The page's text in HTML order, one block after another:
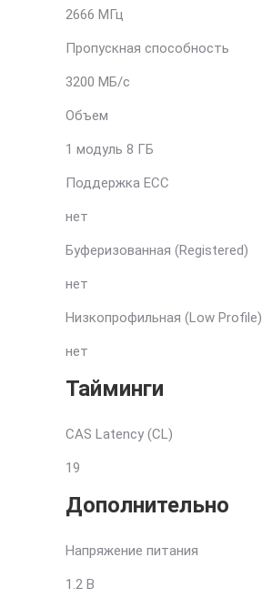
2666 МГц
Пропускная способность
3200 МБ/с
Объем
1 модуль 8 ГБ
Поддержка ECC
нет
Буферизованная (Registered)
нет
Низкопрофильная (Low Profile)
нет
Тайминги
CAS Latency (CL)
19
Дополнительно
Напряжение питания
1.2 В